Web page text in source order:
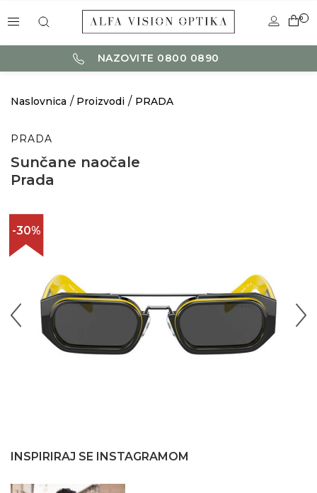
0
NAZOVITE 0800 0890
Naslovnica Proizvodi PRADA
PRADA
Sunčane naočale
Prada
-30%
INSPIRIRAJ SE INSTAGRAMOM